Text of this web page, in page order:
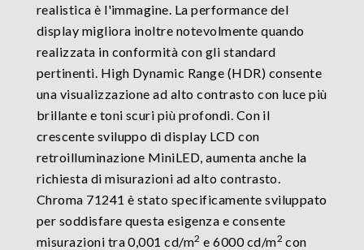
realistica è l'immagine. La performance del
display migliora inoltre notevolmente quando
realizzata in conformità con gli standard
pertinenti. High Dynamic Range (HDR) consente
una visualizzazione ad alto contrasto con luce più
brillante e toni scuri più profondi. Con il
crescente sviluppo di display LCD con
retroilluminazione MiniLED, aumenta anche la
richiesta di misurazioni ad alto contrasto.
Chroma 71241 è stato specificamente sviluppato
per soddisfare questa esigenza e consente
misurazioni tra 0,001 cd/m2 e 6000 cd/m2 con